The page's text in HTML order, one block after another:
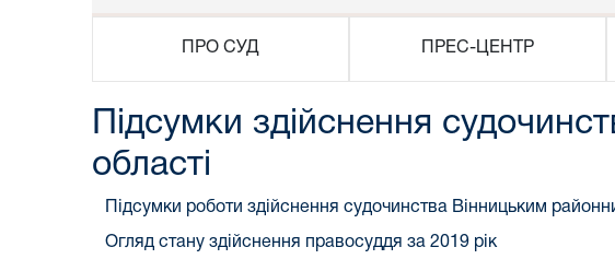
ПРО СУД ПРЕС-ЦЕНТР
Підсумки здійснення
області
Підсумки роботи здійснення судочинства Вінницьким
Огляд стану здійснення правосуддя за 2019 рік